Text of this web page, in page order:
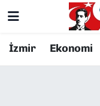
İzmir Ekonomi
Resmi İlanlar
Konak